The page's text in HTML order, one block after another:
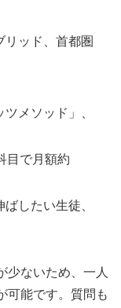
ッド、首都圏
メソッド」、
目で月額約
したい生徒、
少ないため、一人
可能です。質問も